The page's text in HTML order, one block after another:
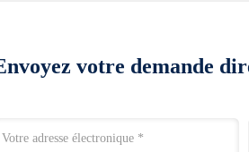
votre demande